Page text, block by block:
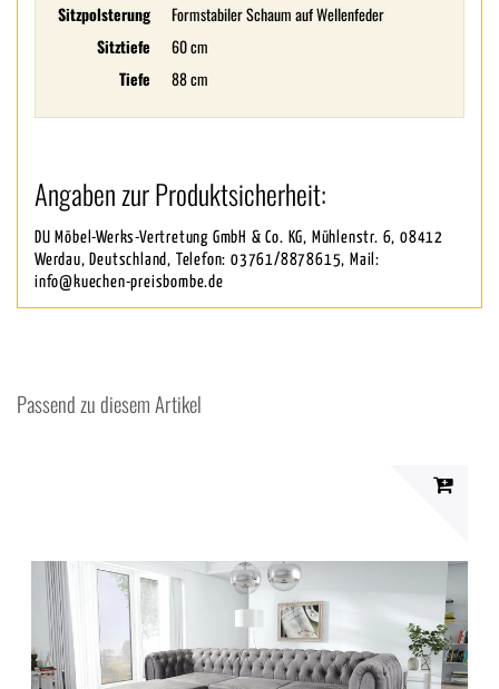
Sitzpolsterung
Formstabiler Schaum auf Wellenfeder
Sitztiefe
60 cm
Tiefe
88 cm
Angaben zur Produktsicherheit:
DU Möbel-Werks-Vertretung GmbH & Co. KG, Mühlenstr. 6, 08412
Werdau, Deutschland, Telefon: 03761/8878615, Mail:
info@kuechen-preisbombe.de
Passend zu diesem Artikel